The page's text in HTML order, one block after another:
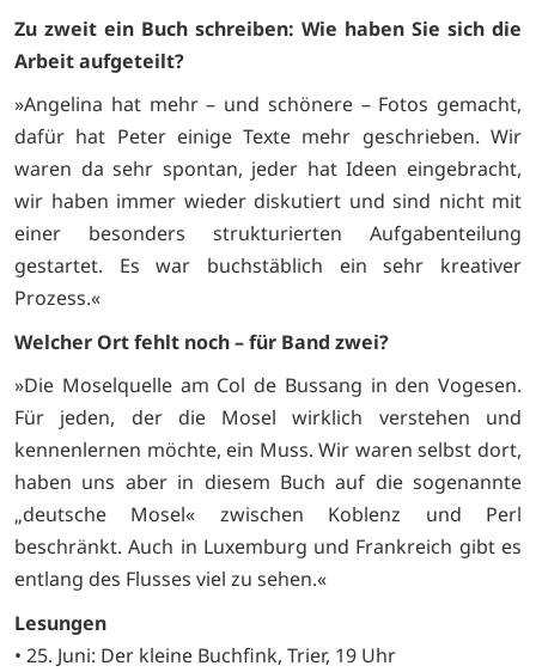
Zu zweit ein Buch schreiben: Wie haben Sie sich die
Arbeit aufgeteilt?
»Angelina hat mehr – und schönere – Fotos gemacht,
dafür hat Peter einige Texte mehr geschrieben. Wir
waren da sehr spontan, jeder hat Ideen eingebracht,
wir haben immer wieder diskutiert und sind nicht mit
einer besonders strukturierten Aufgabenteilung
gestartet. Es war buchstäblich ein sehr kreativer
Prozess.«
Welcher Ort fehlt noch – für Band zwei?
»Die Moselquelle am Col de Bussang in den Vogesen.
Für jeden, der die Mosel wirklich verstehen und
kennenlernen möchte, ein Muss. Wir waren selbst dort,
haben uns aber in diesem Buch auf die sogenannte
„deutsche Mosel« zwischen Koblenz und Perl
beschränkt. Auch in Luxemburg und Frankreich gibt es
entlang des Flusses viel zu sehen.«
Lesungen
• 25. Juni: Der kleine Buchfink, Trier, 19 Uhr